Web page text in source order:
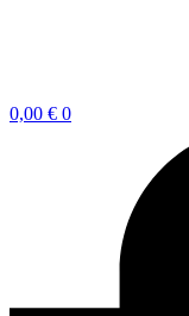
0,00 € 0